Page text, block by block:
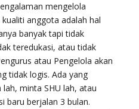
mengelola
anggota adalah hal
banyak tapi tidak
teredukasi, atau tidak
atau Pengelola akan
tidak logis. Ada yang
minta SHU lah, atau
baru berjalan 3 bulan.